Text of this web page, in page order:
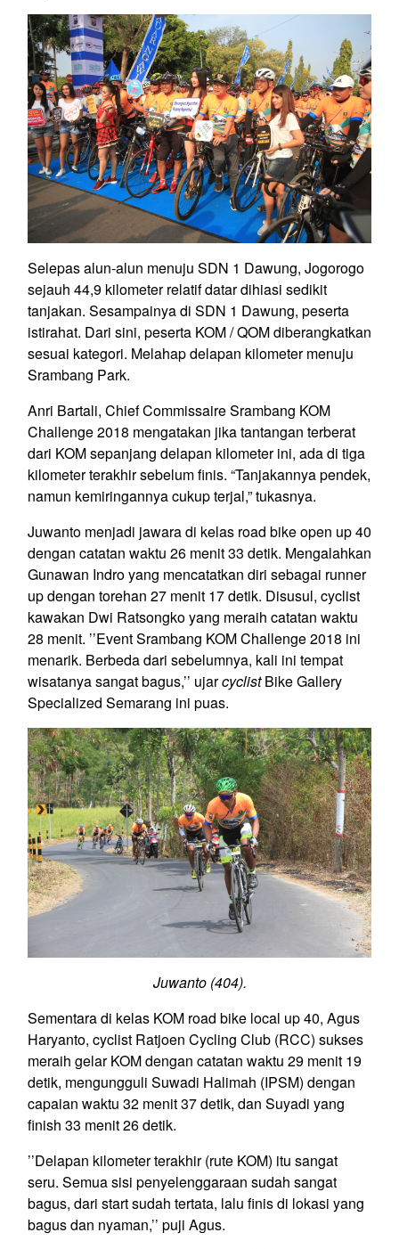
Selepas alun-alun menuju SDN 1 Dawung, Jogorogo
sejauh 44,9 kilometer relatif datar dihiasi sedikit
tanjakan. Sesampainya di SDN 1 Dawung, peserta
istirahat. Dari sini, peserta KOM / QOM diberangkatkan
sesuai kategori. Melahap delapan kilometer menuju
Srambang Park.
Anri Bartali, Chief Commissaire Srambang KOM
Challenge 2018 mengatakan jika tantangan terberat
dari KOM sepanjang delapan kilometer ini, ada di tiga
kilometer terakhir sebelum finis. “Tanjakannya pendek,
namun kemiringannya cukup terjal,” tukasnya.
Juwanto menjadi jawara di kelas road bike open up 40
dengan catatan waktu 26 menit 33 detik. Mengalahkan
Gunawan Indro yang mencatatkan diri sebagai runner
up dengan torehan 27 menit 17 detik. Disusul, cyclist
kawakan Dwi Ratsongko yang meraih catatan waktu
28 menit. ’’Event Srambang KOM Challenge 2018 ini
menarik. Berbeda dari sebelumnya, kali ini tempat
wisatanya sangat bagus,’’ ujarcyclistBike Gallery
Specialized Semarang ini puas.
Juwanto (404).
Sementara di kelas KOM road bike local up 40, Agus
Haryanto, cyclist Ratjoen Cycling Club (RCC) sukses
meraih gelar KOM dengan catatan waktu 29 menit 19
detik, mengungguli Suwadi Halimah (IPSM) dengan
capaian waktu 32 menit 37 detik, dan Suyadi yang
finish 33 menit 26 detik.
’’Delapan kilometer terakhir (rute KOM) itu sangat
seru. Semua sisi penyelenggaraan sudah sangat
bagus, dari start sudah tertata, lalu finis di lokasi yang
bagus dan nyaman,’’ puji Agus.